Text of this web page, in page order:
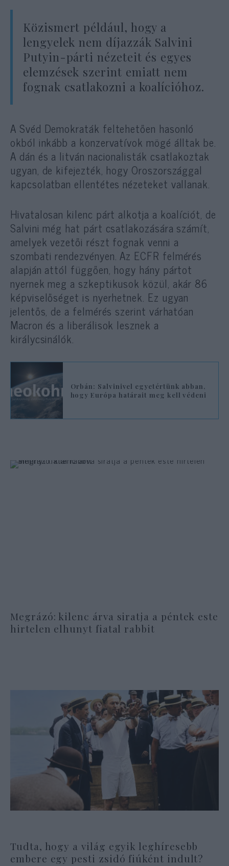
Közismert például, hogy a
lengyelek nem díjazzák Salvini
Putyin-párti nézeteit és egyes
elemzések szerint emiatt nem
fognak csatlakozni a koalícióhoz.
A Svéd Demokraták feltehetően hasonló
okból inkább a konzervatívok mögé álltak be.
A dán és a litván nacionalisták csatlakoztak
ugyan, de kifejezték, hogy Oroszországgal
kapcsolatban ellentétes nézeteket vallanak.
Hivatalosan kilenc párt alkotja a koalíciót, de
Salvini még hat párt csatlakozására számít,
amelyek vezetői részt fognak venni a
szombati rendezvényen. Az ECFR felmérés
alapján attól függően, hogy hány pártot
nyernek meg a szkeptikusok közül, akár 86
képviselőséget is nyerhetnek. Ez ugyan
jelentős, de a felmérés szerint várhatóan
Macron és a liberálisok lesznek a
királycsinálók.
Orbán: Salvinivel egyetértünk abban,
hogy Európa határait meg kell védeni
Megrázó: kilenc árva siratja a péntek este
hirtelen elhunyt fiatal rabbit
Tudta, hogy a világ egyik leghíresebb
embere egy pesti zsidó fiúként indult?